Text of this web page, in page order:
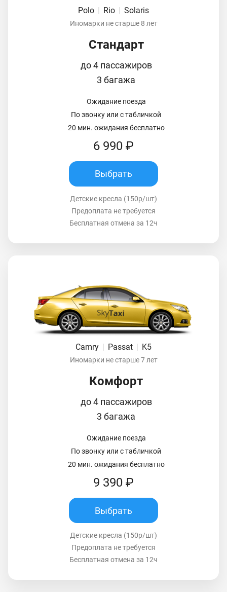
Polo | Rio | Solaris
Иномарки не старше 8 лет
Стандарт
до 4 пассажиров
3 багажа
Ожидание поезда
По звонку или с табличкой
20 мин. ожидания бесплатно
6 990 ₽
Выбрать
Детские кресла (150р/шт)
Предоплата не требуется
Бесплатная отмена за 12ч
Camry Passat K5
Иномарки не старше 7 лет
Комфорт
до 4 пассажиров
3 багажа
Ожидание поезда
По звонку или с табличкой
20 мин. ожидания бесплатно
9 390 ₽
Выбрать
Детские кресла (150р/шт)
Предоплата не требуется
Бесплатная отмена за 12ч